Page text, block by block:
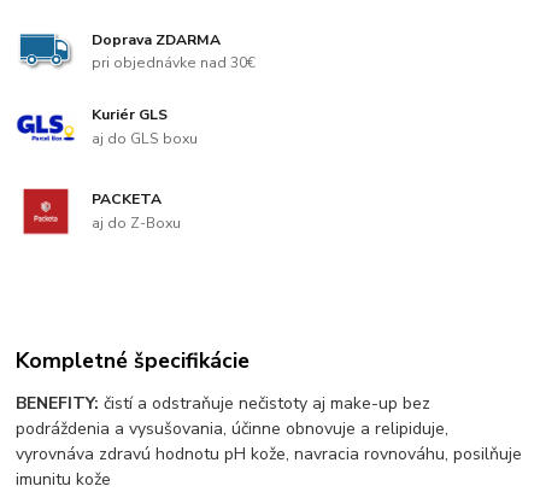
Doprava ZDARMA
pri objednávke nad 30€
Kuriér GLS
aj do GLS boxu
PACKETA
aj do Z-Boxu
Kompletné špecifikácie
BENEFITY: čistí a odstraňuje nečistoty aj make-up bez
podráždenia a vysušovania, účinne obnovuje a relipiduje,
vyrovnáva zdravú hodnotu pH kože, navracia rovnováhu, posilňuje
imunitu kože